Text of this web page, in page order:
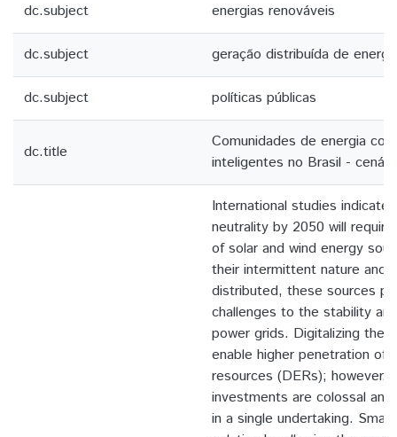
dc.subject energias renováveis
dc.subject geração distribuída de
dc.subject políticas públicas
dc.title
Comunidades de energia
inteligentes no Brasil -
International studies indicate
neutrality by 2050 will
of solar and wind energy
their intermittent nature and
distributed, these sources
challenges to the stability
power grids. Digitalizing
enable higher penetration of
resources (DERs); however,
investments are colossal
in a single undertaking.